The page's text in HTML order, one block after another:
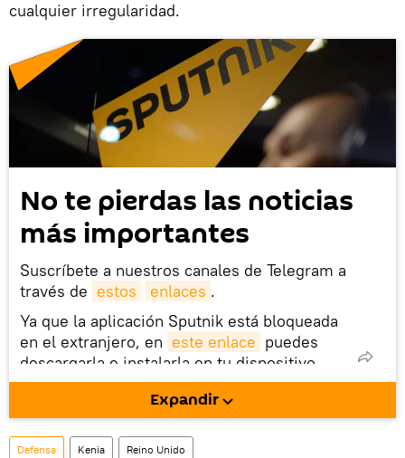
cualquier irregularidad.
No te pierdas las noticias
más importantes
Suscríbete a nuestros canales de Telegram a
través de estos enlaces .
Ya que la aplicación Sputnik está bloqueada
en el extranjero, en este enlace puedes
descargarla e instalarla en tu dispositivo
móvil (¡solo para Android!).
También tenemos una cuenta en la red
social rusa VK .
Expandir
Defensa Kenia Reino Unido